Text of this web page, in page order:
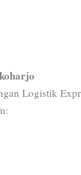
Logistik